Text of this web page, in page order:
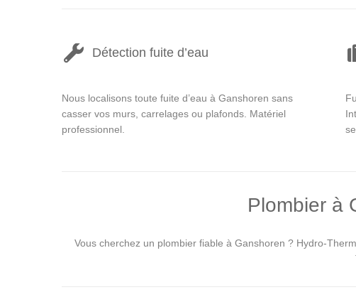
Détection fuite d’eau
Nous localisons toute fuite d’eau à Ganshoren sans
casser vos murs, carrelages ou plafonds. Matériel
professionnel.
Plombier à
Vous cherchez un plombier fiable à Ganshoren ? Hydro-